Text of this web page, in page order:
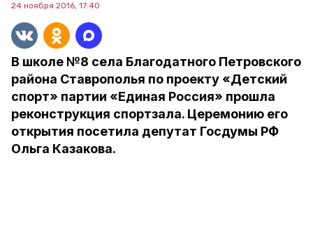
24 ноября 2016, 17:40
В школе №8 села Благодатного Петровского
района Ставрополья по проекту «Детский
спорт» партии «Единая Россия» прошла
реконструкция спортзала. Церемонию его
открытия посетила депутат Госдумы РФ
Ольга Казакова.